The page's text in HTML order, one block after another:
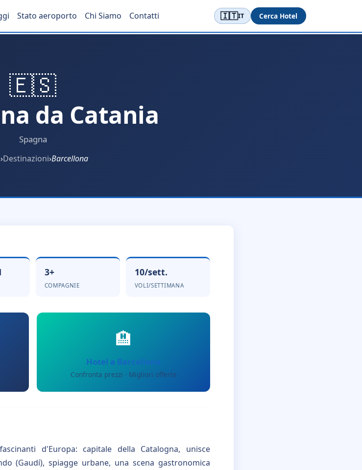
Stato aeroporto Chi Siamo Contatti 🇮🇹IT Cerca Hotel
🇪🇸
da Catania
Spagna
›Destinazioni›Barcellona
3+
COMPAGNIE
10/sett.
VOLI/SETTIMANA
🏨
Hotel a Barcellona
Confronta prezzi · Migliori offerte
d'Europa: capitale della Catalogna, unisce
(Gaudí), spiagge urbane, una scena gastronomica